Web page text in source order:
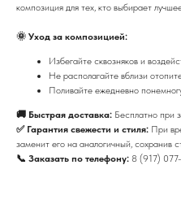
композиция для тех, кто выбирает
🌞 Уход за композицией:
Избегайте сквозняков и
Не располагайте вблизи
Поливайте ежедневно
🚚 Быстрая доставка: Бесплатно при
✅ Гарантия свежести и стиля: При
заменит его на аналогичный, сохранив
📞 Заказать по телефону: 8 (917)